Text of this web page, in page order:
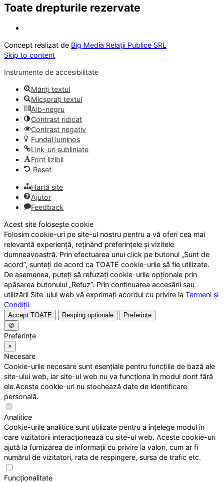
Toate drepturile rezervate
Concept realizat de Big Media Relații Publice SRL
Skip to content
Instrumente de accesibilitate
Măriți textul
Micșorați textul
Alb-negru
Contrast ridicat
Contrast negativ
Fundal luminos
Link-uri subliniate
Font lizibil
Reset
Hartă site
Ajutor
Feedback
Acest site folosește cookie
Folosim cookie-uri pe site-ul nostru pentru a vă oferi cea mai
relevantă experiență, reținând preferințele și vizitele
dumneavoastră. Prin efectuarea unui click pe butonul „Sunt de
acord”, sunteți de acord ca TOATE cookie-urile să fie utilizate.
De asemenea, puteți să refuzați cookie-urile opționale prin
apăsarea butonului „Refuz”. Prin continuarea accesării sau
utilizării Site-ului web vă exprimați acordul cu privire la Termeni și
Condiții.
Accept TOATE Resping opționale
Preferințe
🍪
Preferințe
×
Necesare
Cookie-urile necesare sunt esențiale pentru funcțiile de bază ale
site-ului web, iar site-ul web nu va funcționa în modul dorit fără
ele.Aceste cookie-uri nu stochează date de identificare
personală.
Analitice
Cookie-urile analitice sunt utilizate pentru a înțelege modul în
care vizitatorii interacționează cu site-ul web. Aceste cookie-uri
ajută la furnizarea de informații cu privire la valori, cum ar fi
numărul de vizitatori, rata de respingere, sursa de trafic etc.
Funcționalitate